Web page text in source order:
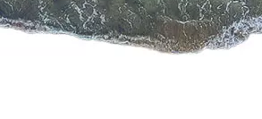
Over Ons